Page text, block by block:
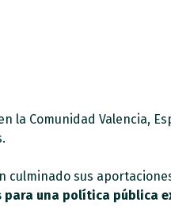
Comunidad Valencia,
culminado sus
para una política pública